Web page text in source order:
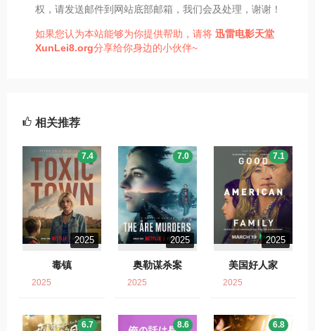
权，请发送邮件到网站底部邮箱，我们会及处理，谢谢！
如果您认为本站能够为你提供帮助，请将 迅雷电影天堂
XunLei8.org分享给你身边的小伙伴~
相关推荐
2025
毒镇
7.4
2025
2025
奥勒谋杀案
7.0
2025
2025
美国好人家
7.1
2025
6.7 8.6 6.8